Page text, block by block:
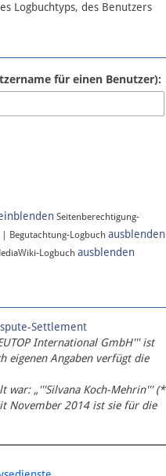
Logbuchtyps, des Benutzers
für einen Benutzer):
Seitenberechtigung-
| Begutachtung-Logbuch ausblenden
Logbuch ausblenden
Settlement
International GmbH''' ist
eigenen Angaben verfügt die
war: „'''Silvana Koch-Mehrin''' (*
November 2014 ist sie für die